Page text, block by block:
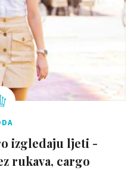
izgledaju ljeti -
rukava, cargo